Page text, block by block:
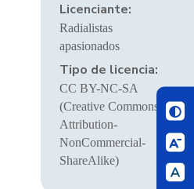
Licenciante:
Radialistas
apasionados
Tipo de licencia:
CC BY-NC-SA
(Creative Commons
Attribution-
NonCommercial-
ShareAlike)